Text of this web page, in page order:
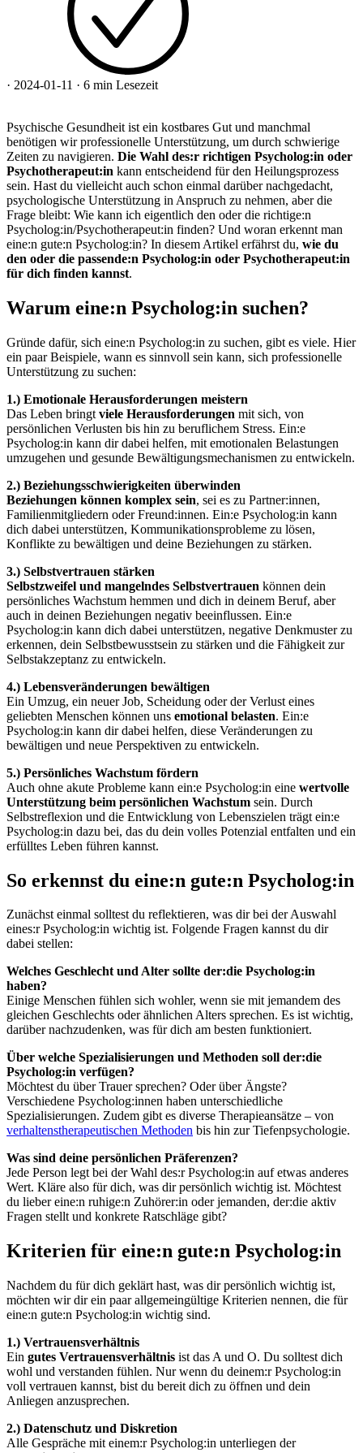
· 2024-01-11 · 6 min Lesezeit
Psychische Gesundheit ist ein kostbares Gut und manchmal
benötigen wir professionelle Unterstützung, um durch schwierige
Zeiten zu navigieren. Die Wahl des:r richtigen Psycholog:in oder
Psychotherapeut:in kann entscheidend für den Heilungsprozess
sein. Hast du vielleicht auch schon einmal darüber nachgedacht,
psychologische Unterstützung in Anspruch zu nehmen, aber die
Frage bleibt: Wie kann ich eigentlich den oder die richtige:n
Psycholog:in/Psychotherapeut:in finden? Und woran erkennt man
eine:n gute:n Psycholog:in? In diesem Artikel erfährst du, wie du
den oder die passende:n Psycholog:in oder Psychotherapeut:in
für dich finden kannst.
Warum eine:n Psycholog:in suchen?
Gründe dafür, sich eine:n Psycholog:in zu suchen, gibt es viele. Hier
ein paar Beispiele, wann es sinnvoll sein kann, sich professionelle
Unterstützung zu suchen:
1.) Emotionale Herausforderungen meistern
Das Leben bringt viele Herausforderungen mit sich, von
persönlichen Verlusten bis hin zu beruflichem Stress. Ein:e
Psycholog:in kann dir dabei helfen, mit emotionalen Belastungen
umzugehen und gesunde Bewältigungsmechanismen zu entwickeln.
2.) Beziehungsschwierigkeiten überwinden
Beziehungen können komplex sein, sei es zu Partner:innen,
Familienmitgliedern oder Freund:innen. Ein:e Psycholog:in kann
dich dabei unterstützen, Kommunikationsprobleme zu lösen,
Konflikte zu bewältigen und deine Beziehungen zu stärken.
3.) Selbstvertrauen stärken
Selbstzweifel und mangelndes Selbstvertrauen können dein
persönliches Wachstum hemmen und dich in deinem Beruf, aber
auch in deinen Beziehungen negativ beeinflussen. Ein:e
Psycholog:in kann dich dabei unterstützen, negative Denkmuster zu
erkennen, dein Selbstbewusstsein zu stärken und die Fähigkeit zur
Selbstakzeptanz zu entwickeln.
4.) Lebensveränderungen bewältigen
Ein Umzug, ein neuer Job, Scheidung oder der Verlust eines
geliebten Menschen können uns emotional belasten. Ein:e
Psycholog:in kann dir dabei helfen, diese Veränderungen zu
bewältigen und neue Perspektiven zu entwickeln.
5.) Persönliches Wachstum fördern
Auch ohne akute Probleme kann ein:e Psycholog:in eine wertvolle
Unterstützung beim persönlichen Wachstum sein. Durch
Selbstreflexion und die Entwicklung von Lebenszielen trägt ein:e
Psycholog:in dazu bei, das du dein volles Potenzial entfalten und ein
erfülltes Leben führen kannst.
So erkennst du eine:n gute:n Psycholog:in
Zunächst einmal solltest du reflektieren, was dir bei der Auswahl
eines:r Psycholog:in wichtig ist. Folgende Fragen kannst du dir
dabei stellen:
Welches Geschlecht und Alter sollte der:die Psycholog:in
haben?
Einige Menschen fühlen sich wohler, wenn sie mit jemandem des
gleichen Geschlechts oder ähnlichen Alters sprechen. Es ist wichtig,
darüber nachzudenken, was für dich am besten funktioniert.
Über welche Spezialisierungen und Methoden soll der:die
Psycholog:in verfügen?
Möchtest du über Trauer sprechen? Oder über Ängste?
Verschiedene Psycholog:innen haben unterschiedliche
Spezialisierungen. Zudem gibt es diverse Therapieansätze – von
verhaltenstherapeutischen Methoden bis hin zur Tiefenpsychologie.
Was sind deine persönlichen Präferenzen?
Jede Person legt bei der Wahl des:r Psycholog:in auf etwas anderes
Wert. Kläre also für dich, was dir persönlich wichtig ist. Möchtest
du lieber eine:n ruhige:n Zuhörer:in oder jemanden, der:die aktiv
Fragen stellt und konkrete Ratschläge gibt?
Kriterien für eine:n gute:n Psycholog:in
Nachdem du für dich geklärt hast, was dir persönlich wichtig ist,
möchten wir dir ein paar allgemeingültige Kriterien nennen, die für
eine:n gute:n Psycholog:in wichtig sind.
1.) Vertrauensverhältnis
Ein gutes Vertrauensverhältnis ist das A und O. Du solltest dich
wohl und verstanden fühlen. Nur wenn du deinem:r Psycholog:in
voll vertrauen kannst, bist du bereit dich zu öffnen und dein
Anliegen anzusprechen.
2.) Datenschutz und Diskretion
Alle Gespräche mit einem:r Psycholog:in unterliegen der